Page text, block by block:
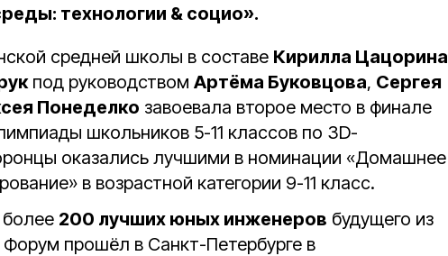
технологии & социо».
средней школы в составе Кирилла Цацорина
под руководством Артёма Буковцова, Сергея
Понеделко завоевала второе место в финале
школьников 5-11 классов по 3D-
оказались лучшими в номинации «Домашнее
в возрастной категории 9-11 класс.
200 лучших юных инженеров будущего из
прошёл в Санкт-Петербурге в